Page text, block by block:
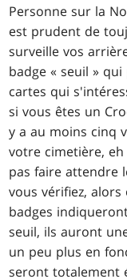
Personne sur la
est prudent de
surveille vos
badge « seuil »
cartes qui
si vous êtes un
y a au moins cinq
votre cimetière,
pas faire attendre
vous vérifiez, alors
badges
seuil, ils auront
un peu plus en
seront totalement